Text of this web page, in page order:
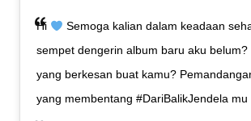
Hi
Semoga kalian dalam keadaan
sempet dengerin album baru aku belum?
yang berkesan buat kamu?
yang membentang #DariBalikJendela mu